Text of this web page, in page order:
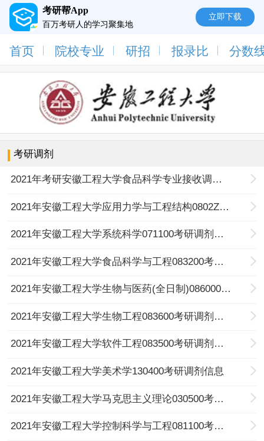
考研帮App
百万考研人的学习聚集地
立即下载
首页 院校专业 研招 报录比 分数
考研调剂
2021年考研安徽工程大学食品科学专业接收调剂研究生的通知
2021年安徽工程大学应用力学与工程结构0802Z1考研调剂信息
2021年安徽工程大学系统科学071100考研调剂信息
2021年安徽工程大学食品科学与工程083200考研调剂信息
2021年安徽工程大学生物与医药(全日制)086000考研调剂信息
2021年安徽工程大学生物工程083600考研调剂信息
2021年安徽工程大学软件工程083500考研调剂信息
2021年安徽工程大学美术学130400考研调剂信息
2021年安徽工程大学马克思主义理论030500考研调剂信息
2021年安徽工程大学控制科学与工程081100考研调剂信息